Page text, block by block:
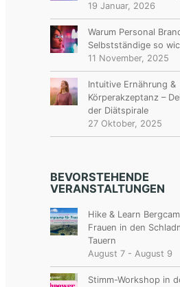
19 Januar, 2026
Warum Personal
Selbstständige so
11 November, 2025
Intuitive Ernährung &
Körperakzeptanz –
der Diätspirale
27 Oktober, 2025
BEVORSTEHENDE
VERANSTALTUNGEN
Hike & Learn
Frauen in den
Tauern
August 7- August 9
Stimm-Workshop in